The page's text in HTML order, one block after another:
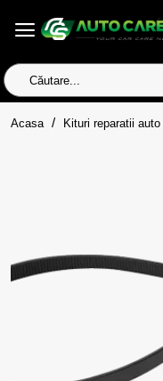
Căutare...
Acasa homeKituri reparatii auto